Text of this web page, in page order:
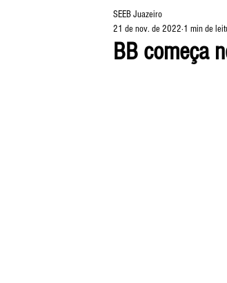
BB começa
SEEB Juazeiro
21 de nov. de 2022 1 min de